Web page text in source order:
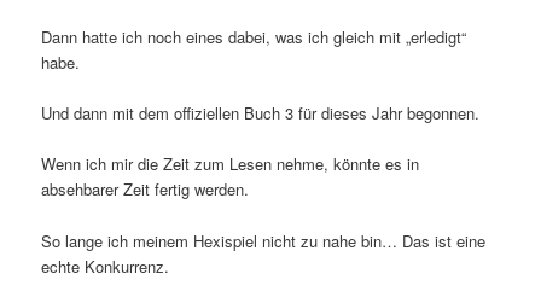
Dann hatte ich noch eines dabei, was ich gleich mit „erledigt“
habe.
Und dann mit dem offiziellen Buch 3 für dieses Jahr begonnen.
Wenn ich mir die Zeit zum Lesen nehme, könnte es in
absehbarer Zeit fertig werden.
So lange ich meinem Hexispiel nicht zu nahe bin… Das ist eine
echte Konkurrenz.